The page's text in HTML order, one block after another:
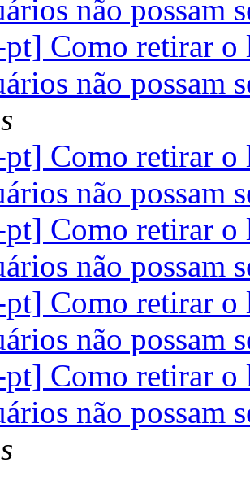
não possam
Como retirar o
não possam
Como retirar o
não possam
Como retirar o
não possam
Como retirar o
não possam
Como retirar o
não possam